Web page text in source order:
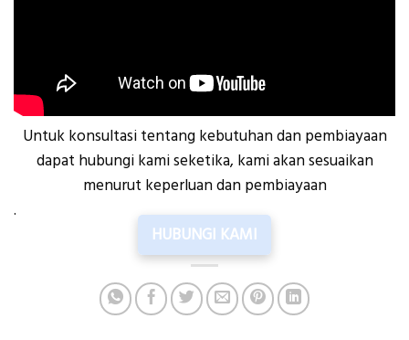
Untuk konsultasi tentang kebutuhan dan pembiayaan
dapat hubungi kami seketika, kami akan sesuaikan
menurut keperluan dan pembiayaan
.
HUBUNGI KAMI